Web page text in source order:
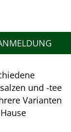
und -tee
Varianten